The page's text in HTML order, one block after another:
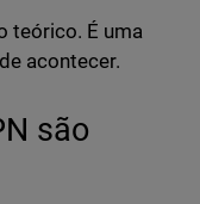
teórico. É uma
acontecer.
são